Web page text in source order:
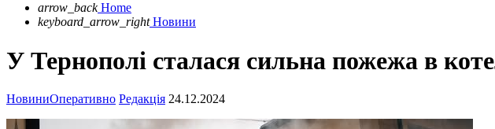
arrow_back Home
keyboard_arrow_right Новини
У Тернополі сталася сильна пожежа в
НовиниОперативно Редакція 24.12.2024